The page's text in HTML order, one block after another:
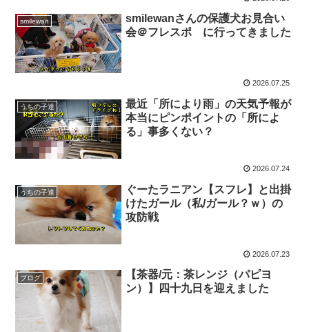
smilewan
smilewanさんの保護犬お見合い
会＠フレスポ に行ってきました
2026.07.25
うちの子達
最近「所により雨」の天気予報が
本当にピンポイントの「所によ
る」事多くない？
2026.07.24
うちの子達
ぐーたラニアン【スフレ】と出掛
けたガール（私/ガール？ｗ）の
攻防戦
2026.07.23
ブログ
【茶器/元：茶レンジ（パピヨ
ン）】四十九日を迎えました